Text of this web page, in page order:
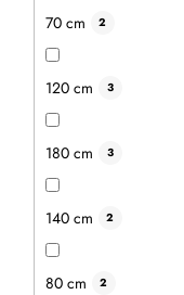
70 cm 2
120 cm 3
180 cm 3
140 cm 2
80 cm 2